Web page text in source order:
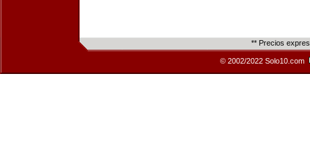
** Precios
© 2002/2022 Solo10.com